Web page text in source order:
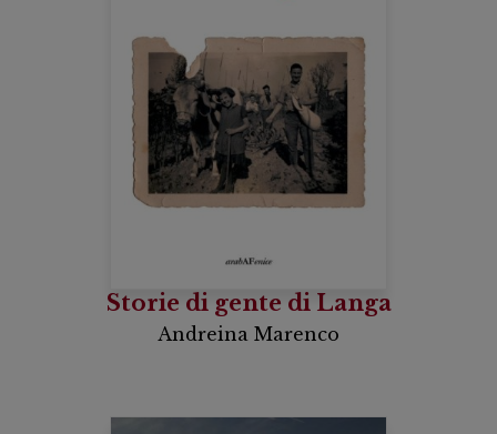
Storie di gente di Langa
Andreina Marenco